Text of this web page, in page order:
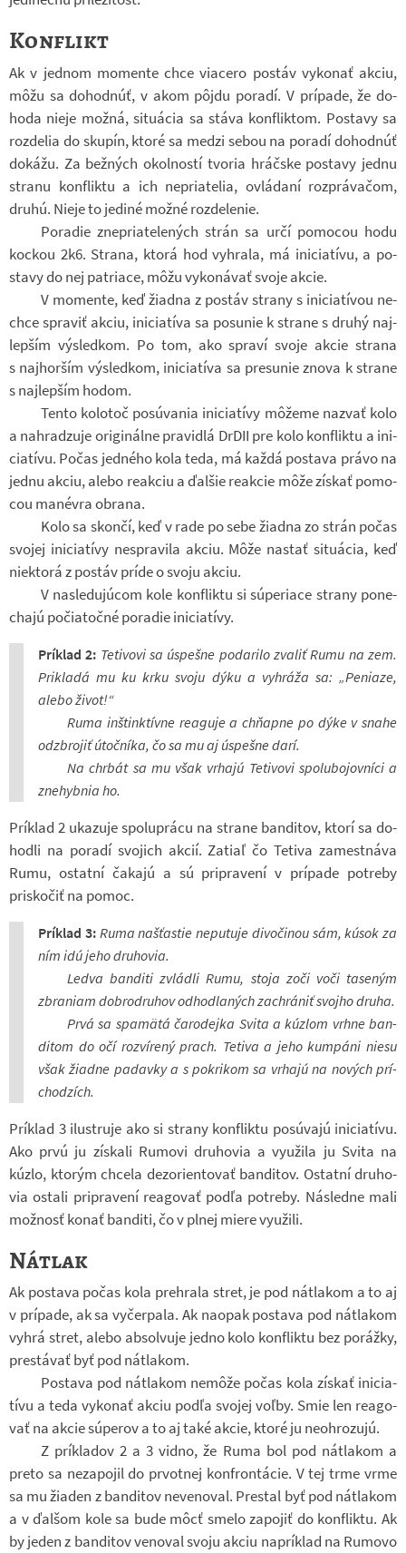
Konflikt
Ak v jed­nom mo­mente chce vi­a­cero po­stáv vy­ko­nať akciu,
môžu sa do­hod­núť, v akom pôjdu po­radí. V prí­pade, že do­
hoda nieje možná, si­tu­á­cia sa stáva kon­flik­tom. Po­stavy sa
roz­de­lia do sku­pín, ktoré sa medzi sebou na po­radí do­hod­núť
do­kážu. Za bež­ných okol­ností tvo­ria hráč­ske po­stavy jednu
stranu kon­fliktu a ich ne­pri­a­te­lia, ovlá­daní roz­prá­va­čom,
druhú. Nieje to je­diné možné roz­de­le­nie.
Po­ra­die zne­pri­a­te­le­ných strán sa určí po­mo­cou hodu
kockou 2k6. Strana, ktorá hod vy­hrala, má ini­ci­a­tívu, a po­
stavy do nej pa­tri­ace, môžu vy­ko­ná­vať svoje akcie.
V mo­mente, keď ži­a­dna z po­stáv strany s ini­ci­a­tí­vou ne­
chce spra­viť akciu, ini­ci­a­tíva sa po­sunie k strane s druhý naj­
lep­ším vý­sled­kom. Po tom, ako spraví svoje akcie strana
s naj­hor­ším vý­sled­kom, ini­ci­a­tíva sa pre­sunie znova k strane
s naj­lep­ším hodom.
Tento ko­lo­toč po­súva­nia ini­ci­a­tívy môžeme na­zvať kolo
a na­hrad­zuje ori­gi­nálne pra­vi­dlá DrDII pre kolo kon­fliktu a ini­
ci­a­tívu. Počas jed­ného kola teda, má každá po­stava právo na
jednu akciu, alebo re­ak­ciu a ďal­šie re­ak­cie môže zís­kať po­mo­
cou ma­né­vra obrana.
Kolo sa skončí, keď v rade po sebe ži­a­dna zo strán počas
svo­jej ini­ci­a­tívy ne­spra­vila akciu. Môže na­stať si­tu­á­cia, keď
niek­torá z po­stáv príde o svoju akciu.
V na­sle­duj­úcom kole kon­fliktu si súpe­ri­ace strany po­ne­
chajú po­či­a­točné po­ra­die ini­ci­a­tívy.
Prí­klad 2: Te­ti­vovi sa úspešne po­da­rilo zva­liť Rumu na zem.
Prikladá mu ku krku svoju dýku a vy­hráža sa: „Pe­ni­aze,
alebo život!“
Ruma in­štink­tívne re­a­guje a chňapne po dýke v snahe
od­zbro­jiť útoč­níka, čo sa mu aj úspešne darí.
Na chr­bát sa mu však vr­hajú Te­ti­vovi spo­lu­bo­jov­níci a
zne­hyb­nia ho.
Prí­klad 2 uka­zuje spo­lu­prácu na strane ban­di­tov, ktorí sa do­
hodli na po­radí svo­jich akcií. Zatiaľ čo Te­tiva za­mest­náva
Rumu, ostatní ča­kajú a sú pri­pra­vení v prí­pade po­treby
prisko­čiť na pomoc.
Prí­klad 3: Ruma na­šťas­tie ne­pu­tuje di­vo­či­nou sám, kúsok za
ním idú jeho dru­ho­via.
Ledva ban­diti zvládli Rumu, stoja zoči voči ta­se­ným
zbra­niam dob­ro­dru­hov od­hod­la­ných za­chrá­niť svojho druha.
Prvá sa spamätá ča­ro­dejka Svita a kúzlom vrhne ban­
di­tom do očí roz­ví­rený prach. Te­tiva a jeho kum­páni niesu
však ži­a­dne pa­davky a s po­kri­kom sa vr­hajú na no­vých prí­
chod­zích.
Prí­klad 3 ilu­struje ako si strany kon­fliktu po­súvajú ini­ci­a­tívu.
Ako prvú ju zís­kali Rumovi dru­ho­via a vy­u­žila ju Svita na
kúzlo, kto­rým chcela dez­o­ri­en­to­vať ban­di­tov. Ostatní dru­ho­
via ostali pri­pra­vení re­a­go­vať podľa po­treby. Ná­sledne mali
mož­nosť konať ban­diti, čo v plnej miere vy­u­žili.
Nátlak
Ak po­stava počas kola pre­hrala stret, je pod nátla­kom a to aj
v prí­pade, ak sa vy­čer­pala. Ak na­o­pak po­stava pod nátla­kom
vyhrá stret, alebo ab­sol­vuje jedno kolo kon­fliktu bez po­rážky,
prestá­vať byť pod nátla­kom.
Po­stava pod nátla­kom nemôže počas kola zís­kať ini­ci­a­
tívu a teda vy­ko­nať akciu podľa svo­jej voľby. Smie len re­a­go­
vať na akcie súpe­rov a to aj také akcie, ktoré ju ne­o­hro­zujú.
Z prí­kla­dov 2 a 3 vidno, že Ruma bol pod nátla­kom a
preto sa ne­za­po­jil do pr­vot­nej kon­fron­tá­cie. V tej trme vrme
sa mu ži­a­den z ban­di­tov ne­ve­no­val. Prestal byť pod nátla­kom
a v ďal­šom kole sa bude môcť smelo za­po­jiť do kon­fliktu. Ak
by jeden z ban­di­tov ve­no­val svoju akciu na­prí­klad na Rumovo